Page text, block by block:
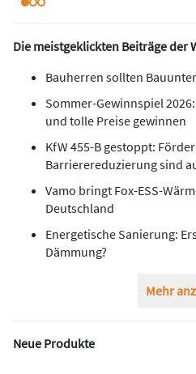
Die meistgeklickten Beiträge der
Bauherren sollten
Sommer-Gewinnspiel
und tolle Preise gewinnen
KfW 455-B gestoppt:
Barrierereduzierung sind
Vamo bringt Fox-ESS-
Deutschland
Energetische Sanierung:
Dämmung?
Mehr
Neue Produkte